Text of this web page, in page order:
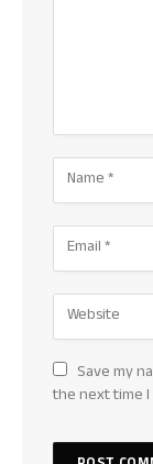
Save my
the next time